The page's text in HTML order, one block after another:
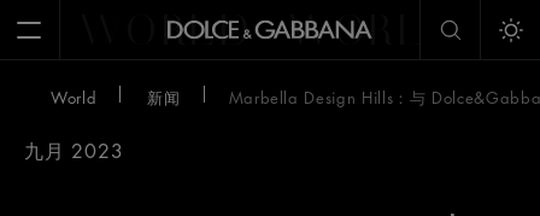
Open MenuWORLD WORLD
World 新闻 Marbella Design Hills：与
九月 2023